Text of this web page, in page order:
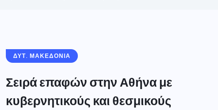
ΔΥΤ. ΜΑΚΕΔΟΝΙΑ
Σειρά επαφών στην Αθήνα με
κυβερνητικούς και θεσμικούς